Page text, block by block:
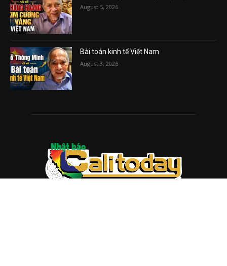
August 5, 2026
Bài toán kinh tế Việt Nam
August 3, 2026